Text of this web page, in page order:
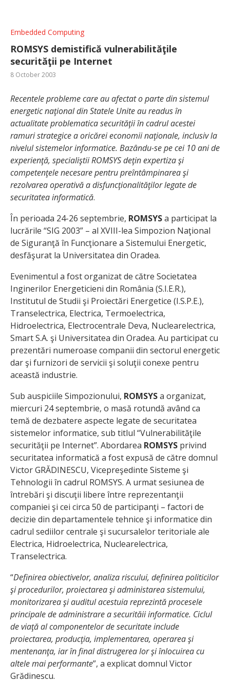
Embedded Computing
ROMSYS demistifică vulnerabilităţile
securităţii pe Internet
8 October 2003
Recentele probleme care au afectat o parte din sistemul
energetic naţional din Statele Unite au readus în
actualitate problematica securităţii în cadrul acestei
ramuri strategice a oricărei economii naţionale, inclusiv la
nivelul sistemelor informatice. Bazându-se pe cei 10 ani de
experienţă, specialiştii ROMSYS deţin expertiza şi
competenţele necesare pentru preîntâmpinarea şi
rezolvarea operativă a disfuncţionalităţilor legate de
securitatea informatică.
În perioada 24-26 septembrie, ROMSYSa participat la
lucrările “SIG 2003” – al XVIII-lea Simpozion Naţional
de Siguranţă în Funcţionare a Sistemului Energetic,
desfăşurat la Universitatea din Oradea.
Evenimentul a fost organizat de către Societatea
Inginerilor Energeticieni din România (S.I.E.R.),
Institutul de Studii şi Proiectări Energetice (I.S.P.E.),
Transelectrica, Electrica, Termoelectrica,
Hidroelectrica, Electrocentrale Deva, Nuclearelectrica,
Smart S.A. şi Universitatea din Oradea. Au participat cu
prezentări numeroase companii din sectorul energetic
dar şi furnizori de servicii şi soluţii conexe pentru
această industrie.
Sub auspiciile Simpozionului, ROMSYSa organizat,
miercuri 24 septembrie, o masă rotundă având ca
temă de dezbatere aspecte legate de securitatea
sistemelor informatice, sub titlul “Vulnerabilităţile
securităţii pe Internet”. Abordarea ROMSYS privind
securitatea informatică a fost expusă de către domnul
Victor GRĂDINESCU, Vicepreşedinte Sisteme şi
Tehnologii în cadrul ROMSYS. A urmat sesiunea de
întrebări şi discuţii libere între reprezentanţii
companiei şi cei circa 50 de participanţi – factori de
decizie din departamentele tehnice şi informatice din
cadrul sediilor centrale şi sucursalelor teritoriale ale
Electrica, Hidroelectrica, Nuclearelectrica,
Transelectrica.
“Definirea obiectivelor, analiza riscului, definirea politicilor
şi procedurilor, proiectarea şi administarea sistemului,
monitorizarea şi auditul acestuia reprezintă procesele
principale de administrare a securităii informatice. Ciclul
de viaţă al componentelor de securitate include
proiectarea, producţia, implementarea, operarea şi
mentenanţa, iar în final distrugerea lor şi înlocuirea cu
altele mai performante”, a explicat domnul Victor
Grădinescu.